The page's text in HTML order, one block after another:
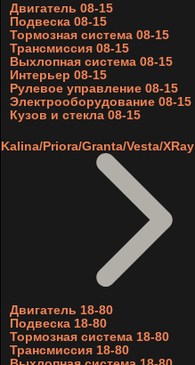
Двигатель 08-15
Подвеска 08-15
Тормозная система 08-15
Трансмиссия 08-15
Выхлопная система 08-15
Интерьер 08-15
Рулевое управление 08-15
Электрооборудование 08-15
Кузов и стекла 08-15
Kalina/Priora/Granta/Vesta/XRay
Двигатель 18-80
Подвеска 18-80
Тормозная система 18-80
Трансмиссия 18-80